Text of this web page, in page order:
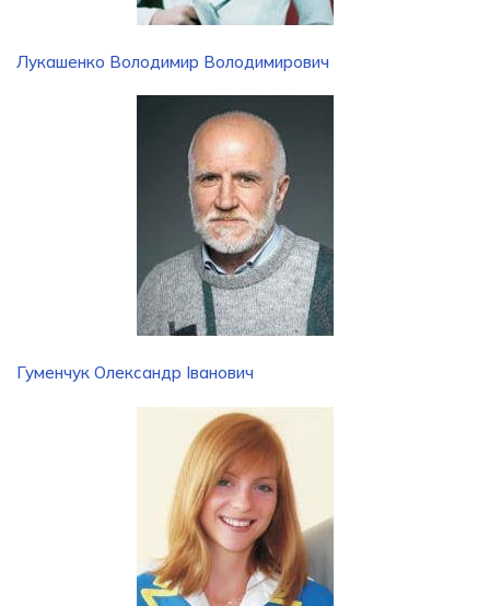
Лукашенко Володимир Володимирович
Гуменчук Олександр Іванович